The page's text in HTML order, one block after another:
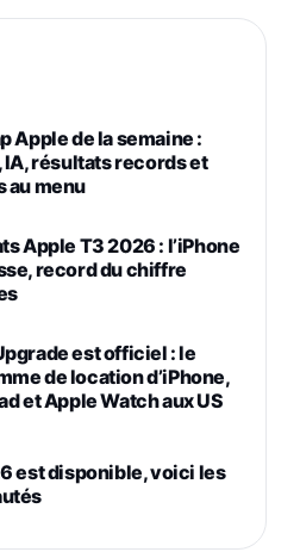
Apple de la semaine :
IA, résultats records et
au menu
Apple T3 2026 : l’iPhone
record du chiffre
est officiel : le
de location d’iPhone,
et Apple Watch aux US
est disponible, voici les